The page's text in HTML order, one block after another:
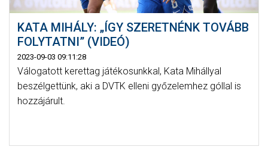
KATA MIHÁLY: „ÍGY SZERETNÉNK TOVÁBB
FOLYTATNI” (VIDEÓ)
2023-09-03 09:11:28
Válogatott kerettag játékosunkkal, Kata Mihállyal
beszélgettünk, aki a DVTK elleni győzelemhez góllal is
hozzájárult.